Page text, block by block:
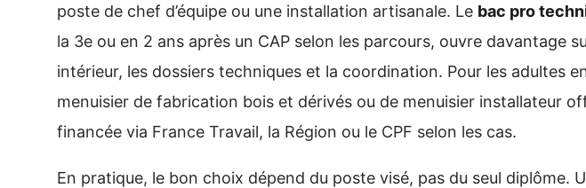
poste de chef d’équipe ou une installation artisanale. Le bac pro
la 3e ou en 2 ans après un CAP selon les parcours, ouvre davantage
intérieur, les dossiers techniques et la coordination. Pour les adultes
menuisier de fabrication bois et dérivés ou de menuisier installateur
financée via France Travail, la Région ou le CPF selon les cas.
En pratique, le bon choix dépend du poste visé, pas du seul diplôme.